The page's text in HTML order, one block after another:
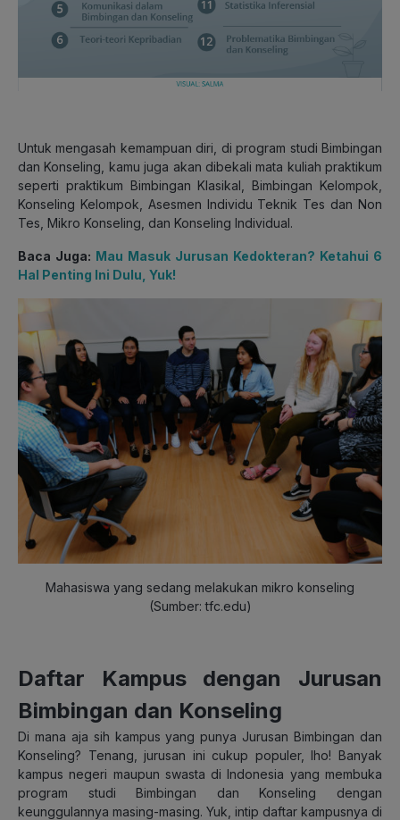
Untuk mengasah kemampuan diri, di program studi Bimbingan
dan Konseling, kamu juga akan dibekali mata kuliah praktikum
seperti praktikum Bimbingan Klasikal, Bimbingan Kelompok,
Konseling Kelompok, Asesmen Individu Teknik Tes dan Non
Tes, Mikro Konseling, dan Konseling Individual.
Baca Juga: Mau Masuk Jurusan Kedokteran? Ketahui 6
Hal Penting Ini Dulu, Yuk!
Mahasiswa yang sedang melakukan mikro konseling
(Sumber: tfc.edu)
Daftar Kampus dengan Jurusan
Bimbingan dan Konseling
Di mana aja sih kampus yang punya Jurusan Bimbingan dan
Konseling? Tenang, jurusan ini cukup populer, lho! Banyak
kampus negeri maupun swasta di Indonesia yang membuka
program studi Bimbingan dan Konseling dengan
keunggulannya masing-masing. Yuk, intip daftar kampusnya di